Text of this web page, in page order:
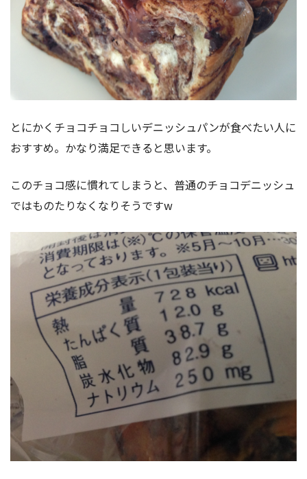
とにかくチョコチョコしいデニッシュパンが食べたい人に
おすすめ。かなり満足できると思います。
このチョコ感に慣れてしまうと、普通のチョコデニッシュ
ではものたりなくなりそうですw